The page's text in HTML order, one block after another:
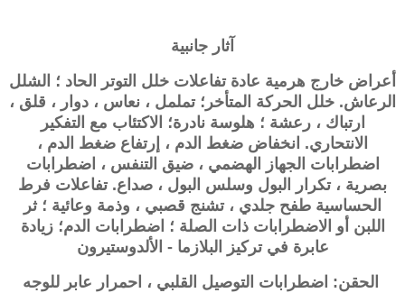
آثار جانبية
أعراض خارج هرمية عادة تفاعلات خلل التوتر الحاد ؛ الشلل
الرعاش. خلل الحركة المتأخر؛ تململ ، نعاس ، دوار ، قلق ،
ارتباك ، رعشة ؛ هلوسة نادرة؛ الاكتئاب مع التفكير
الانتحاري. انخفاض ضغط الدم ، إرتفاع ضغط الدم ،
اضطرابات الجهاز الهضمي ، ضيق التنفس ، اضطرابات
بصرية ، تكرار البول وسلس البول ، صداع. تفاعلات فرط
الحساسية طفح جلدي ، تشنج قصبي ، وذمة وعائية ؛ ثر
اللبن أو الاضطرابات ذات الصلة ؛ اضطرابات الدم؛ زيادة
عابرة في تركيز البلازما - الألدوستيرون
الحقن: اضطرابات التوصيل القلبي ، احمرار عابر للوجه